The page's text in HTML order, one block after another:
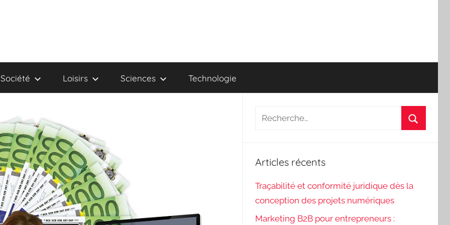
Société Loisirs Sciences Technologie
Recherche
Articles récents
Traçabilité et conformité juridique dès la
conception des projets numériques
Marketing B2B pour entrepreneurs :